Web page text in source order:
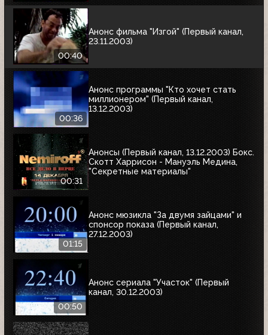
00:40
Анонс фильма "Изгой" (Первый канал,
23.11.2003)
00:36
Анонс программы "Кто хочет стать
миллионером" (Первый канал,
13.12.2003)
00:31
Анонсы (Первый канал, 13.12.2003) Бокс.
Скотт Харрисон - Мануэль Медина,
"Секретные материалы"
01:15
Анонс мюзикла "За двумя зайцами" и
спонсор показа (Первый канал,
27.12.2003)
00:50
Анонс сериала "Участок" (Первый
канал, 30.12.2003)